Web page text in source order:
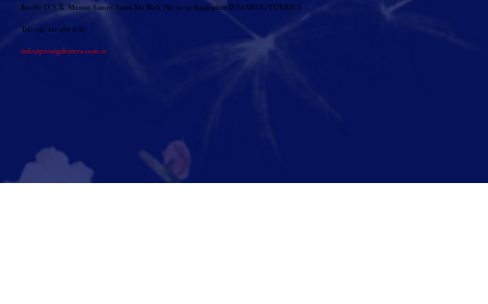
İkitelli O.S.B. Mutsan Sanayi Sitesi M2 Blok No:30-32 Başakşehir-İSTANBUL/TÜRKİYE
Tel: +90 212 486 11 16
info@prestigekimya.com.tr